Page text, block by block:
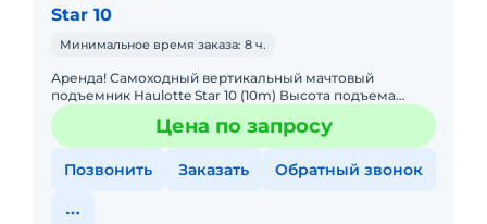
Star 10
Минимальное время заказа: 8 ч.
Аренда! Самоходный вертикальный мачтовый
подъемник Haulotte Star 10 (10m) Высота подъема
платформы: 8.00м Размер платформы: 0,67 x 0,97m
Вес: 2765кг ГрузоЦена по запросу
Позвонить Заказать Обратный звонок